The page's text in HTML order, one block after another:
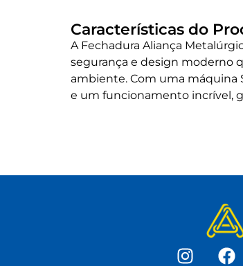
Características do
A Fechadura Aliança
segurança e design moderno
ambiente. Com uma máquina
e um funcionamento incrível,